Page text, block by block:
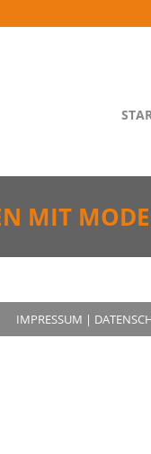
MIT
IMPRESSUM |